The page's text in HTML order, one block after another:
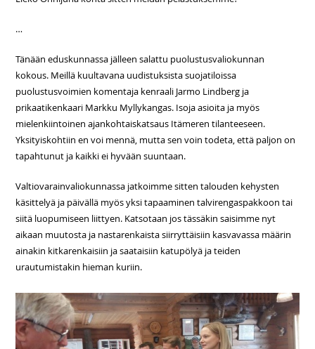
…
Tänään eduskunnassa jälleen salattu puolustusvaliokunnan
kokous. Meillä kuultavana uudistuksista suojatiloissa
puolustusvoimien komentaja kenraali Jarmo Lindberg ja
prikaatikenkaari Markku Myllykangas. Isoja asioita ja myös
mielenkiintoinen ajankohtaiskatsaus Itämeren tilanteeseen.
Yksityiskohtiin en voi mennä, mutta sen voin todeta, että paljon on
tapahtunut ja kaikki ei hyvään suuntaan.
Valtiovarainvaliokunnassa jatkoimme sitten talouden kehysten
käsittelyä ja päivällä myös yksi tapaaminen talvirengaspakkoon tai
siitä luopumiseen liittyen. Katsotaan jos tässäkin saisimme nyt
aikaan muutosta ja nastarenkaista siirryttäisiin kasvavassa määrin
ainakin kitkarenkaisiin ja saataisiin katupölyä ja teiden
urautumistakin hieman kuriin.